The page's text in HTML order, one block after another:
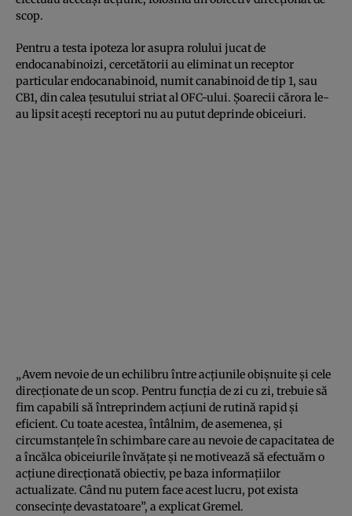
scop.
Pentru a testa ipoteza lor asupra rolului jucat de
endocanabinoizi, cercetătorii au eliminat un receptor
particular endocanabinoid, numit canabinoid de tip 1, sau
CB1, din calea ţesutului striat al OFC-ului. Şoarecii cărora le-
au lipsit aceşti receptori nu au putut deprinde obiceiuri.
„Avem nevoie de un echilibru între acţiunile obişnuite şi cele
direcţionate de un scop. Pentru funcţia de zi cu zi, trebuie să
fim capabili să întreprindem acţiuni de rutină rapid şi
eficient. Cu toate acestea, întâlnim, de asemenea, şi
circumstanţele în schimbare care au nevoie de capacitatea de
a încălca obiceiurile învăţate şi ne motivează să efectuăm o
acţiune direcţionată obiectiv, pe baza informaţiilor
actualizate. Când nu putem face acest lucru, pot exista
consecinţe devastatoare”, a explicat Gremel.